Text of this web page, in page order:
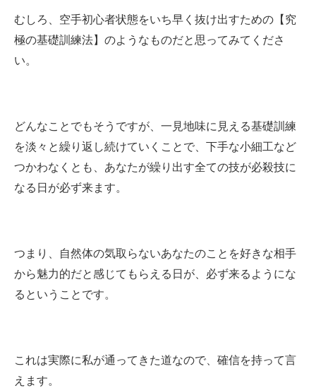
むしろ、空手初心者状態をいち早く抜け出すための【究
極の基礎訓練法】のようなものだと思ってみてくださ
い。
どんなことでもそうですが、一見地味に見える基礎訓練
を淡々と繰り返し続けていくことで、下手な小細工など
つかわなくとも、あなたが繰り出す全ての技が必殺技に
なる日が必ず来ます。
つまり、自然体の気取らないあなたのことを好きな相手
から魅力的だと感じてもらえる日が、必ず来るようにな
るということです。
これは実際に私が通ってきた道なので、確信を持って言
えます。